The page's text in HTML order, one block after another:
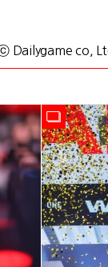
Dailygame co,